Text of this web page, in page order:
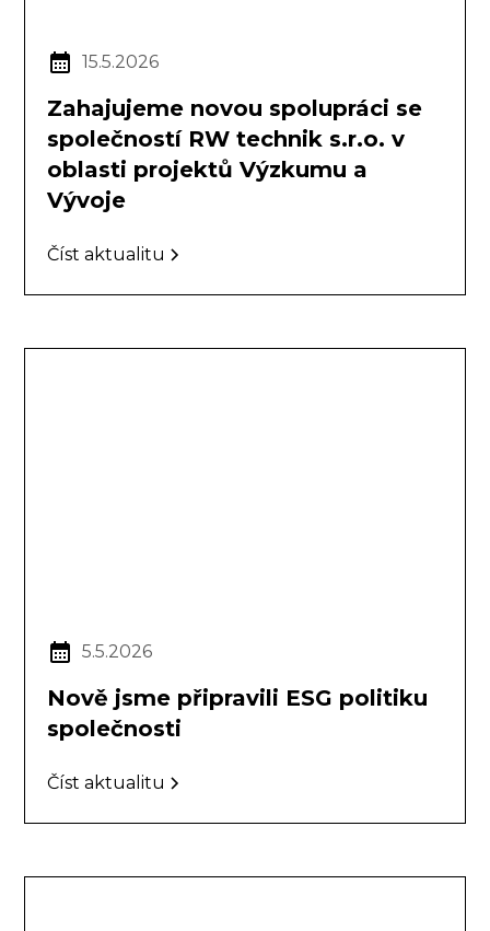
15.5.2026
Zahajujeme novou spolupráci se
společností RW technik s.r.o. v
oblasti projektů Výzkumu a
Vývoje
Číst aktualitu
5.5.2026
Nově jsme připravili ESG politiku
společnosti
Číst aktualitu